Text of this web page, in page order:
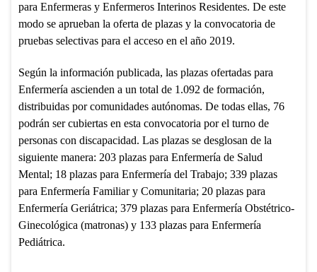
para Enfermeras y Enfermeros Interinos Residentes. De este
modo se aprueban la oferta de plazas y la convocatoria de
pruebas selectivas para el acceso en el año 2019.
Según la información publicada, las plazas ofertadas para
Enfermería ascienden a un total de 1.092 de formación,
distribuidas por comunidades autónomas. De todas ellas, 76
podrán ser cubiertas en esta convocatoria por el turno de
personas con discapacidad. Las plazas se desglosan de la
siguiente manera: 203 plazas para Enfermería de Salud
Mental; 18 plazas para Enfermería del Trabajo; 339 plazas
para Enfermería Familiar y Comunitaria; 20 plazas para
Enfermería Geriátrica; 379 plazas para Enfermería Obstétrico-
Ginecológica (matronas) y 133 plazas para Enfermería
Pediátrica.